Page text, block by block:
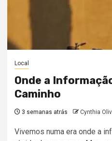
Local
Onde a
Caminho
3 semanas atrás Cynthia
Vivemos numa era onde a